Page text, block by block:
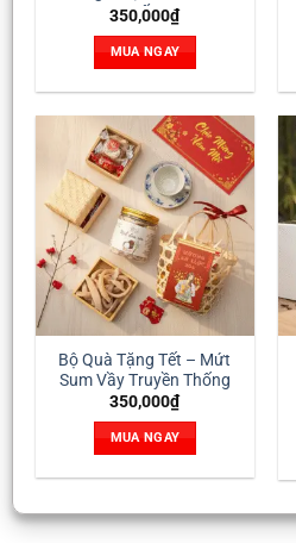
Cấp
350,000₫
MUA NGAY
Bộ Quà Tặng Tết – Mứt
Sum Vầy Truyền Thống
350,000₫
MUA NGAY